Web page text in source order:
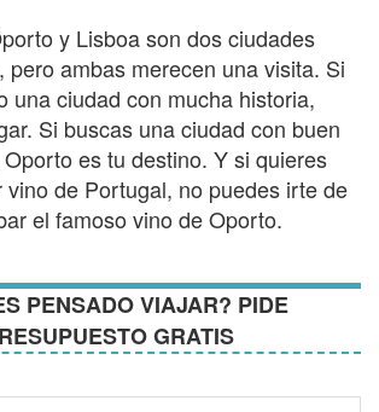
y Lisboa son dos ciudades
pero ambas merecen una visita. Si
una ciudad con mucha historia,
Si buscas una ciudad con buen
es tu destino. Y si quieres
vino de Portugal, no puedes irte de
el famoso vino de Oporto.
PENSADO VIAJAR? PIDE
GRATIS